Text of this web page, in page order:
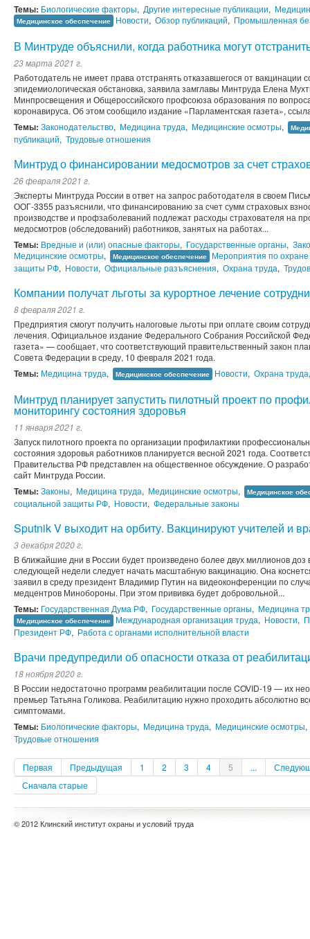
Темы: Биологические факторы, Другие интересные публикации,
Медицинское обеспечение Новости, Обзор публикаций, Промышленная
В Минтруде объяснили, когда работника могут
23 марта 2021 г.
Работодатель не имеет права отстранять отказавшегося от вакцинации
эпидемиологическая обстановка, заявила замглавы Минтруда Елена
Минпросвещения и Общероссийского профсоюза образования по
коронавируса. Об этом сообщило издание «Парламентская газета»,
Темы: Законодательство, Медицина труда, Медицинские осмотры,
публикаций, Трудовые отношения
Минтруд о финансировании медосмотров за счет
26 февраля 2021 г.
Эксперты Минтруда России в ответ на запрос работодателя в своем
ООГ-3355 разъяснили, что финансированию за счет сумм страховых
производстве и профзаболеваний подлежат расходы страхователя на
медосмотров (обследований) работников, занятых на работах...
Темы: Вредные и (или) опасные факторы, Государственные органы,
Медицинские осмотры, Медицинское обеспечение Мероприятия по охране
защиты РФ, Новости, Официальные разъяснения, Охрана труда,
Компании получат льготы за курортное лечение
8 февраля 2021 г.
Предприятия смогут получить налоговые льготы при оплате своим
лечения. Официальное издание Федерального Собрания Российской
газета» — сообщает, что соответствующий правительственный закон
Совета Федерации в среду, 10 февраля 2021 года.
Темы: Медицина труда, Медицинское обеспечение Новости, Охрана труда
Минтруд планирует запустить пилотный проект по
мониторингу состояния здоровья
11 января 2021 г.
Запуск пилотного проекта по организации профилактики
состояния здоровья работников планируется весной 2021 года.
Правительства РФ представлен на общественное обсуждение. О
сайт Минтруда России.
Темы: Законы, Медицина труда, Медицинские осмотры, Медицинское
социальной защиты РФ, Новости, Федеральные законы
Sputnik V выходит на орбиту. Вакцинируют учителей и
3 декабря 2020 г.
В ближайшие дни в России будет произведено более двух миллионов доз
следующей недели следует начать масштабную вакцинацию. Она
заявил в среду президент Владимир Путин на видеоконференции по
медцентров Минобороны. При этом прививка будет добровольной...
Темы: Государственная Дума РФ, Государственные органы, Медицина
Медицинское обеспечение Международная организация труда, Новости,
Президент РФ, Работа с органами исполнительной власти
Врачи предупредили об опасности отказа от
18 ноября 2020 г.
В России недостаточно программ реабилитации после COVID-19 — их
премьер Татьяна Голикова. Реабилитацию нужно проходить абсолютно
симптомами.
Темы: Биологические факторы, Медицина труда, Медицинские осмотры,
Трудовые отношения
Первая Предыдущая 1 2 3 4 5 ...
Сначала старые
© 2012 Клинский институт охраны и условий труда